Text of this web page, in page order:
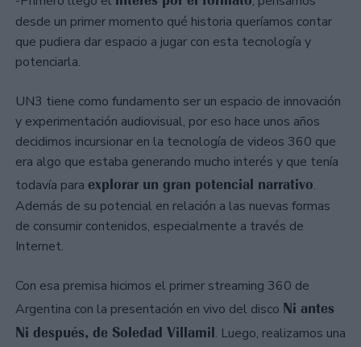
desde un primer momento qué historia queríamos contar
que pudiera dar espacio a jugar con esta tecnología y
potenciarla.
UN3 tiene como fundamento ser un espacio de innovación
y experimentación audiovisual, por eso hace unos años
decidimos incursionar en la tecnología de videos 360 que
era algo que estaba generando mucho interés y que tenía
todavía para explorar un gran potencial narrativo.
Además de su potencial en relación a las nuevas formas
de consumir contenidos, especialmente a través de
Internet.
Con esa premisa hicimos el primer streaming 360 de
Argentina con la presentación en vivo del disco Ni antes
Ni después, de Soledad Villamil. Luego, realizamos una